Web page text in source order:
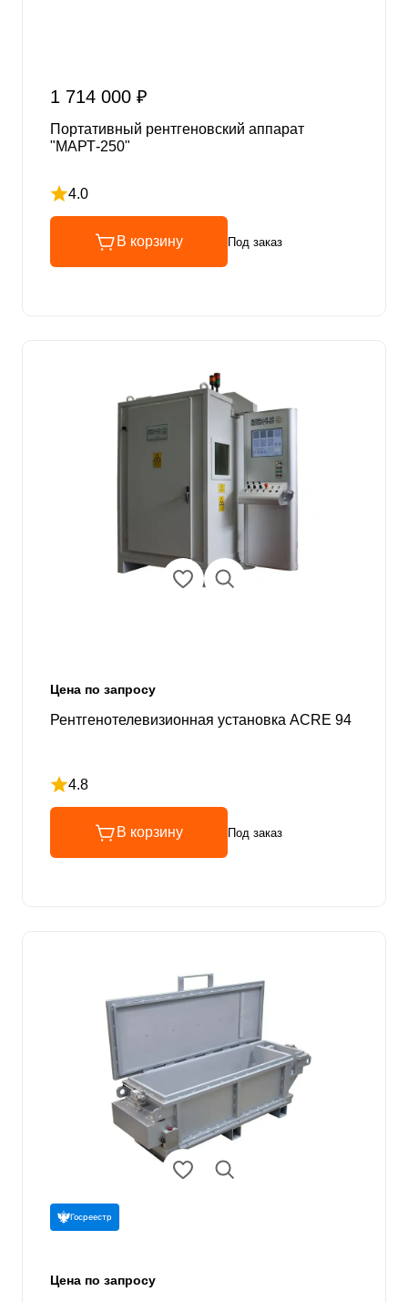
1 714 000 ₽
Портативный рентгеновский аппарат
"МАРТ-250"
4.0
Рейтинг 4 из 5
В корзину Под заказ
Цена по запросу
Рентгенотелевизионная установка ACRE 94
4.8
Рейтинг 4.8 из 5
В корзину Под заказ
Госреестр
Цена по запросу